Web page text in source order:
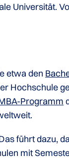
Universität.
etwa den
Hochschule
Programm
führt dazu,
mit